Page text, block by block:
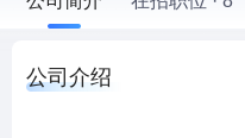
公司介绍